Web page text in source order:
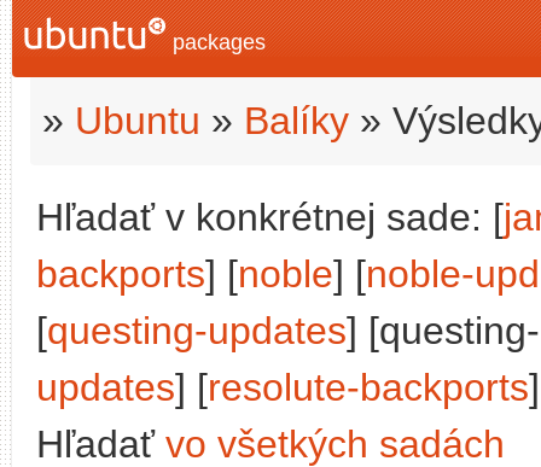
packages
» Ubuntu » Balíky »
Hľadať v konkrétnej sade: [
backports] [noble] [noble-
[questing-updates]
updates] [resolute-backports
Hľadať vo všetkých sadách